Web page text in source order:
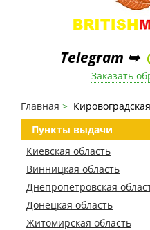
Telegram ➥
Заказать
Главная
Пункты выдачи
Киевская область
Винницкая область
Днепропетровская
Донецкая область
Житомирская область